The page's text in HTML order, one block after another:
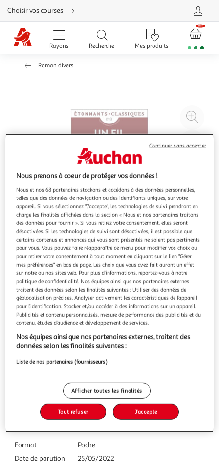
Aller
directement
au
contenu
Aller
directement
Aller
d'aide
Choisir vos courses
Rayons Recherche Mes produits
Roman divers
à
UN FIL A LA PATTE, Feydeau Georges
Bois-d'Enghien est dans de beaux draps ! Comment réussir
à se séparer de sa maîtresse Lucette, une jolie chanteuse de
café-concert, pour épouser la respectable Viviane, jeune et
fortunée ? Car malgré ses nombreux prétendants, Lucette
reste follement éprise de son amant et fait tout pour le
conserver
En savoir +
Vous voulez connaître le prix de ce produit ?
Afficher le prix
Caractéristiques
Format
Poche
Date de parution
25/05/2022
Nous prenons à coeur de protéger vos données !
Nous et nos 68 partenaires stockons et accédons à des données personnelles,
telles que des données de navigation ou des identifiants uniques, sur votre
appareil. Si vous sélectionnez "J'accepte", les technologies de suivi prendront en
charge les finalités affichées dans la section « Nous et nos partenaires traitons
des données pour fournir ». Si vous retirez votre consentement, elles seront
désactivées. Si les technologies de suivi sont désactivées, il est possible que
certains contenus et annonces qui vous sont présentés ne soient pas pertinents
pour vous. Vous pouvez faire réapparaître ce menu pour modifier vos choix ou
pour retirer votre consentement à tout moment en cliquant sur le lien "Gérer
mes préférences" en bas de page. Les choix que vous avez fait auront un effet
sur notre ou nos sites web. Pour plus d’informations, reportez-vous à notre
politique de confidentialité. Nos équipes ainsi que nos partenaires externes
traitent des données selon les finalités suivantes : Utiliser des données de
géolocalisation précises. Analyser activement les caractéristiques de l’appareil
pour l’identification. Stocker et/ou accéder à des informations sur un appareil.
Publicités et contenu personnalisés, mesure de performance des publicités et du
contenu, études d’audience et développement de services.
Nos équipes ainsi que nos partenaires externes, traitent des
données selon les finalités suivantes :
Liste de nos partenaires (fournisseurs)
Afficher toutes les finalités
Tout refuser J'accepte
Continuer sans accepter